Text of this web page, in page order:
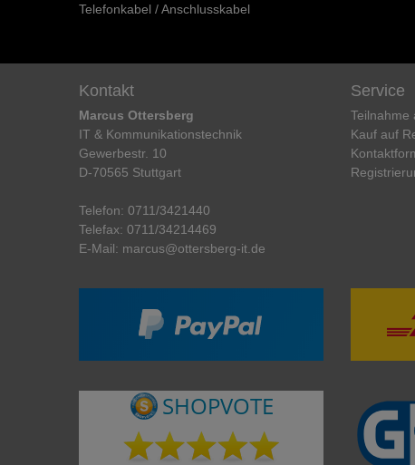
Telefonkabel / Anschlusskabel
Kontakt
Marcus Ottersberg
IT & Kommunikationstechnik
Gewerbestr. 10
D-70565 Stuttgart
Telefon: 0711/3421440
Telefax: 0711/34214469
E-Mail: marcus@ottersberg-it.de
Service
Teilnahme
Kauf auf